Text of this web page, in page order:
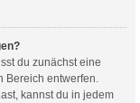
du zunächst eine
entwerfen.
kannst du in jedem